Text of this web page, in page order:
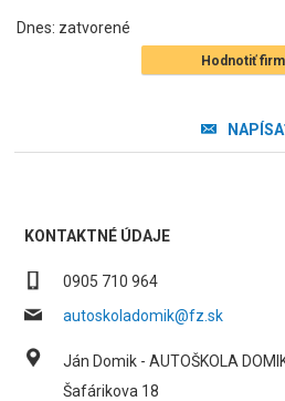
Dnes: zatvorené
Hodnotiť
KONTAKTNÉ ÚDAJE
0905 710 964
autoskoladomik@fz.sk
Ján Domik - AUTOŠKOLA
Šafárikova 18